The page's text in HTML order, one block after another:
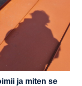
ja miten se